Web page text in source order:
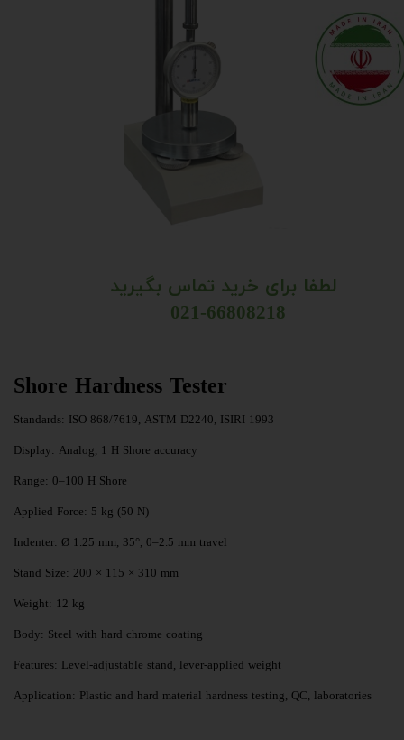
Shore Hardness Tester
Standards: ISO 868/7619, ASTM D2240, ISIRI 1993
Display: Analog, 1 H Shore accuracy
Range: 0–100 H Shore
Applied Force: 5 kg (50 N)
Indenter: Ø 1.25 mm, 35°, 0–2.5 mm travel
Stand Size: 200 × 115 × 310 mm
Weight: 12 kg
Body: Steel with hard chrome coating
Features: Level-adjustable stand, lever-applied weight
Application: Plastic and hard material hardness testing, QC, laboratories
لطفا برای خرید تماس بگیرید